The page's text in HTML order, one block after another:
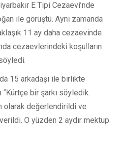
E Tipi Cezaevi’nde
ile görüştü. Aynı zamanda
11 ay daha cezaevinde
cezaevlerindeki koşulların
15 arkadaşı ile birlikte
“Kürtçe bir şarkı söyledik.
olarak değerlendirildi ve
O yüzden 2 aydır mektup